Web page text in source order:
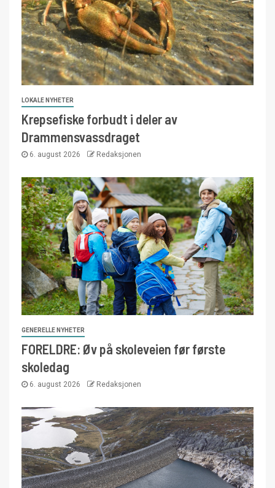
LOKALE NYHETER
Krepsefiske forbudt i deler av
Drammensvassdraget
6. august 2026 Redaksjonen
GENERELLE NYHETER
FORELDRE: Øv på skoleveien før første
skoledag
6. august 2026 Redaksjonen